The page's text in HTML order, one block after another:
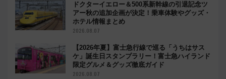
ドクターイエロー＆500系新幹線の引退記念ツ
アー秋の追加企画が決定！乗車体験やグッズ・
ホテル情報まとめ
2026.08.07
【2026年夏】富士急行線で巡る「うちはサス
ケ」誕生日スタンプラリー！富士急ハイランド
限定グルメ＆グッズ徹底ガイド
2026.08.07